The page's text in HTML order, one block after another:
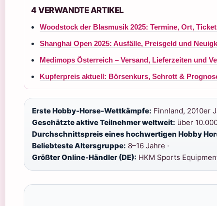
4 VERWANDTE ARTIKEL
Woodstock der Blasmusik 2025: Termine, Ort,
Shanghai Open 2025: Ausfälle, Preisgeld und
Medimops Österreich – Versand, Lieferzeiten und
Kupferpreis aktuell: Börsenkurs, Schrott &
Erste Hobby-Horse-Wettkämpfe: Finnland, 2010er
Geschätzte aktive Teilnehmer weltweit: über
Durchschnittspreis eines hochwertigen Hobby
Beliebteste Altersgruppe: 8–16 Jahre ·
Größter Online-Händler (DE): HKM Sports